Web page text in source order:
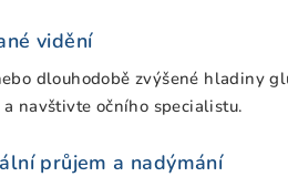
vidění
dlouhodobě zvýšené hladiny
navštivte očního specialistu.
průjem a nadýmání